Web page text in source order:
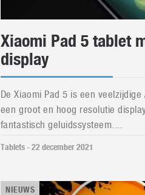
Xiaomi Pad 5 tablet
display
De Xiaomi Pad 5 is een
een groot en hoog resolutie
fantastisch geluidssysteem....
Tablets - 22 december 2021
NIEUWS